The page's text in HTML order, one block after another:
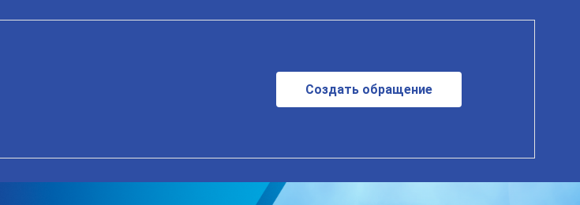
Создать обращение